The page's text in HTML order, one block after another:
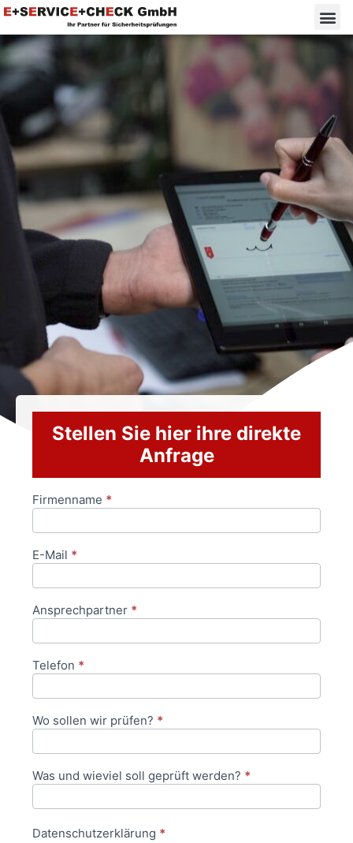
Stellen Sie hier ihre direkte
Anfrage
Anfrageformular
Firmenname *
E-Mail *
Ansprechpartner *
Telefon *
Wo sollen wir prüfen? *
Was und wieviel soll geprüft werden? *
Datenschutzerklärung *